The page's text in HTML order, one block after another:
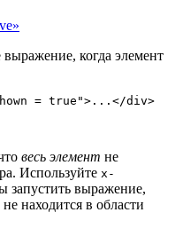
выражение, когда элемент
= true ">...</div>
весь элемент не
Используйте x-
запустить выражение,
не находится в области